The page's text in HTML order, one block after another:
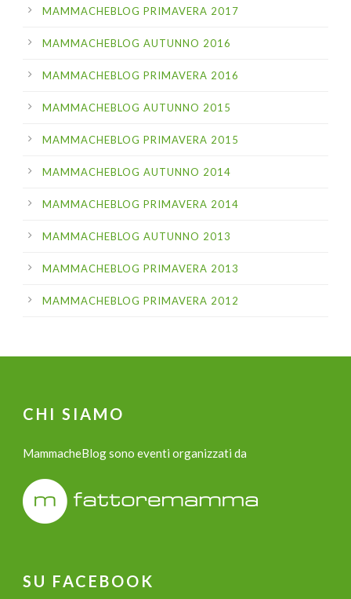
MAMMACHEBLOG PRIMAVERA 2017
MAMMACHEBLOG AUTUNNO 2016
MAMMACHEBLOG PRIMAVERA 2016
MAMMACHEBLOG AUTUNNO 2015
MAMMACHEBLOG PRIMAVERA 2015
MAMMACHEBLOG AUTUNNO 2014
MAMMACHEBLOG PRIMAVERA 2014
MAMMACHEBLOG AUTUNNO 2013
MAMMACHEBLOG PRIMAVERA 2013
MAMMACHEBLOG PRIMAVERA 2012
CHI SIAMO
MammacheBlog sono eventi organizzati da
SU FACEBOOK